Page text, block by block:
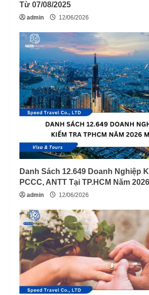
Từ 07/08/2025
admin 12/06/2026
Danh Sách 12.649 Doanh Nghiệp
PCCC, ANTT Tại TP.HCM Năm 2026
admin 12/06/2026